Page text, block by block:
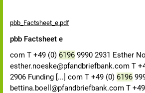
pbb_Factsheet_e.pdf
pbb Factsheet e
com T +49 (0) 6196 9990 2931 Esther
esther.noeske@pfandbriefbank.com T
2906 Funding [...] com T +49 (0) 6196
bettina.boell@pfandbriefbank.com T